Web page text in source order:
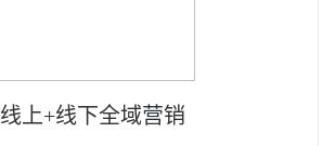
线上+线下全域营销